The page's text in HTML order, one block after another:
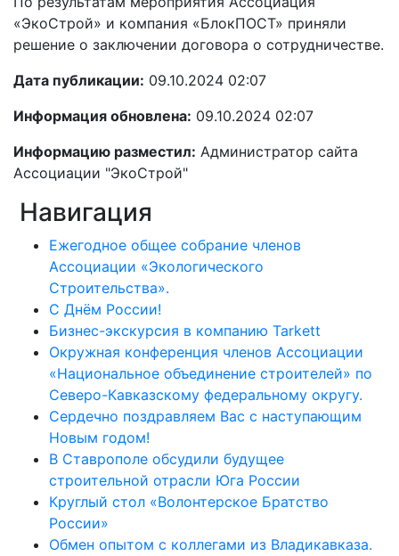
«ЭкоСтрой» и компания «БлокПОСТ» приняли
решение о заключении договора о сотрудничестве.
Дата публикации: 09.10.2024 02:07
Информация обновлена: 09.10.2024 02:07
Информацию разместил: Администратор сайта
Ассоциации "ЭкоСтрой"
Навигация
Ежегодное общее собрание членов
Ассоциации «Экологического
Строительства».
С Днём России!
Бизнес-экскурсия в компанию Tarkett
Окружная конференция членов Ассоциации
«Национальное объединение строителей» по
Северо-Кавказскому федеральному округу.
Сердечно поздравляем Вас с наступающим
Новым годом!
В Ставрополе обсудили будущее
строительной отрасли Юга России
Круглый стол «Волонтерское Братство
России»
Обмен опытом с коллегами из Владикавказа.